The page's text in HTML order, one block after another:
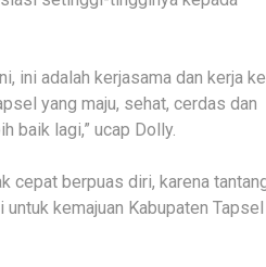
ini adalah kerjasama dan kerja
yang maju, sehat, cerdas dan
baik lagi,” ucap Dolly.
cepat berpuas diri, karena
kemajuan Kabupaten